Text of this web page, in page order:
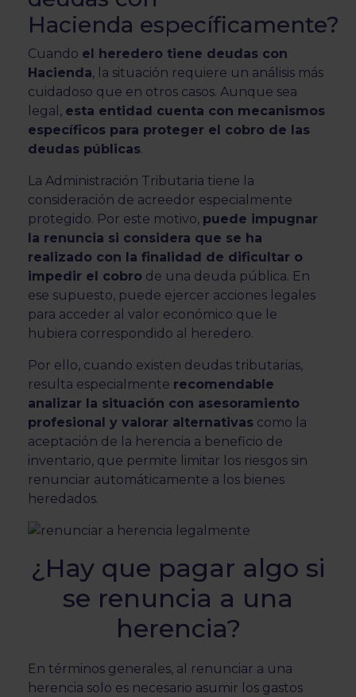
Hacienda específicamente?
Cuando el heredero tiene deudas con
Hacienda, la situación requiere un análisis más
cuidadoso que en otros casos. Aunque sea
legal, esta entidad cuenta con mecanismos
específicos para proteger el cobro de las
deudas públicas.
La Administración Tributaria tiene la
consideración de acreedor especialmente
protegido. Por este motivo, puede impugnar
la renuncia si considera que se ha
realizado con la finalidad de dificultar o
impedir el cobro de una deuda pública. En
ese supuesto, puede ejercer acciones legales
para acceder al valor económico que le
hubiera correspondido al heredero.
Por ello, cuando existen deudas tributarias,
resulta especialmente recomendable
analizar la situación con asesoramiento
profesional y valorar alternativas como la
aceptación de la herencia a beneficio de
inventario, que permite limitar los riesgos sin
renunciar automáticamente a los bienes
heredados.
¿Hay que pagar algo si
se renuncia a una
herencia?
En términos generales, al renunciar a una
herencia solo es necesario asumir los gastos